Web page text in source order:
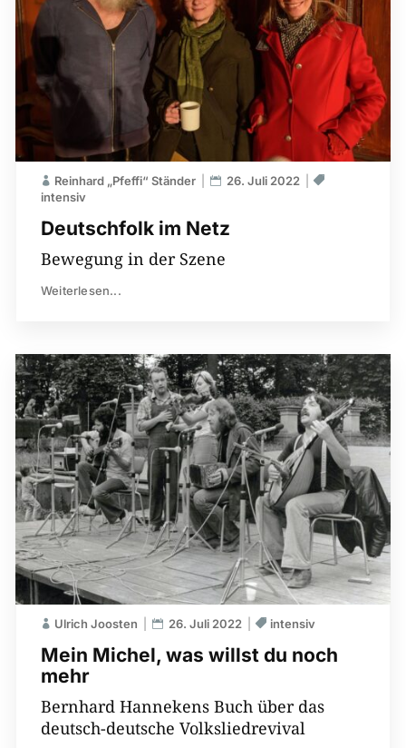
Deutschfolk im Netz
Reinhard „Pfeffi“ Ständer
26. Juli 2022
intensiv
Bewegung in der Szene
Weiterlesen...
Mein Michel, was willst du noch
mehr
Ulrich Joosten 26. Juli 2022 intensiv
Bernhard Hannekens Buch über das
deutsch-deutsche Volksliedrevival